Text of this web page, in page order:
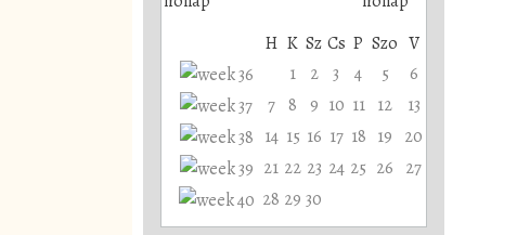
H K Sz Cs P Szo V
1
2 3 4 5
6
7 8 9 10 11 12
13
14 15 16 17 18 19 20
21 22 23 24 25 26 27
28 29 30